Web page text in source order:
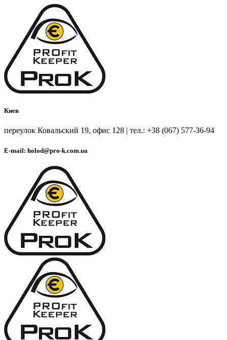
Киев
переулок Ковальский 19, офис 128 | тел.: +38 (067) 577-36-94
E-mail: holod@pro-k.com.ua